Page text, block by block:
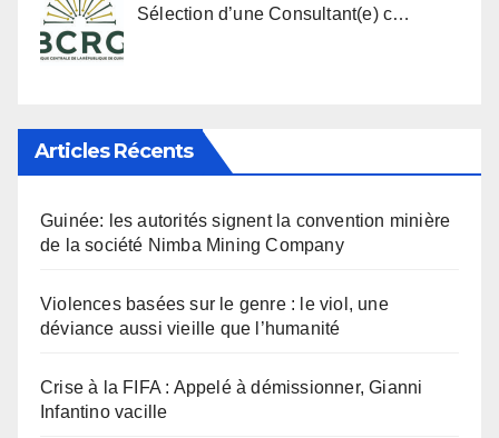
Sélection d’une Consultant(e) c…
Articles Récents
Guinée: les autorités signent la convention minière
de la société Nimba Mining Company
Violences basées sur le genre : le viol, une
déviance aussi vieille que l’humanité
Crise à la FIFA : Appelé à démissionner, Gianni
Infantino vacille